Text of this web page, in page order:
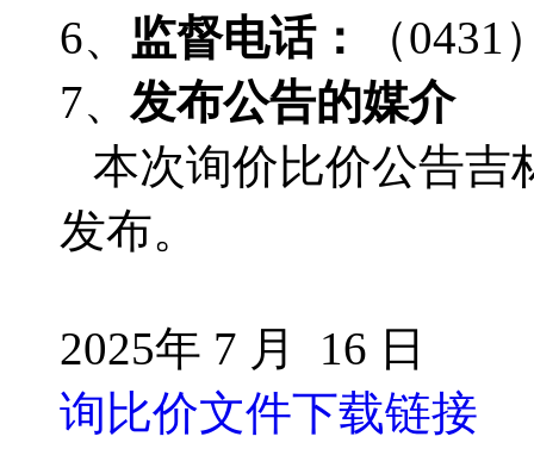
6、 监督电话： （0431
7、 发布公告的媒介
本次询价比价公告吉
发布。
2025年 7 月 16 日
询比价文件下载链接